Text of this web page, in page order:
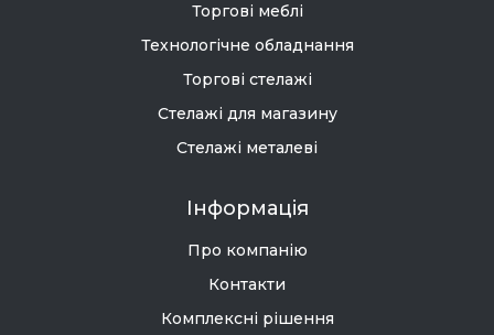
Торгові меблі
Технологічне обладнання
Торгові стелажі
Стелажі для магазину
Стелажі металеві
Інформація
Про компанію
Контакти
Комплексні рішення